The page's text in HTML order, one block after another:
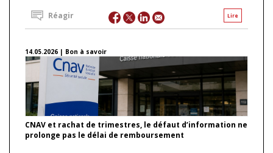
Lire
Réagir
14.05.2026 | Bon à savoir
CNAV et rachat de trimestres, le défaut d’information ne
prolonge pas le délai de remboursement